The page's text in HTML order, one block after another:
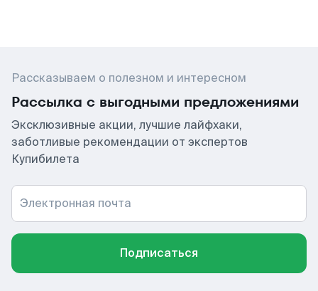
Рассказываем о полезном и интересном
Рассылка с выгодными предложениями
Эксклюзивные акции, лучшие лайфхаки,
заботливые рекомендации от экспертов
Купибилета
Электронная почта
Подписаться